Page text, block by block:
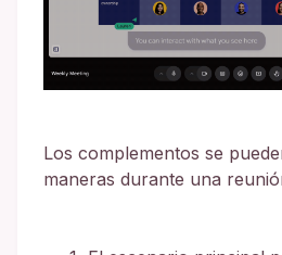
Los complementos se
maneras durante una